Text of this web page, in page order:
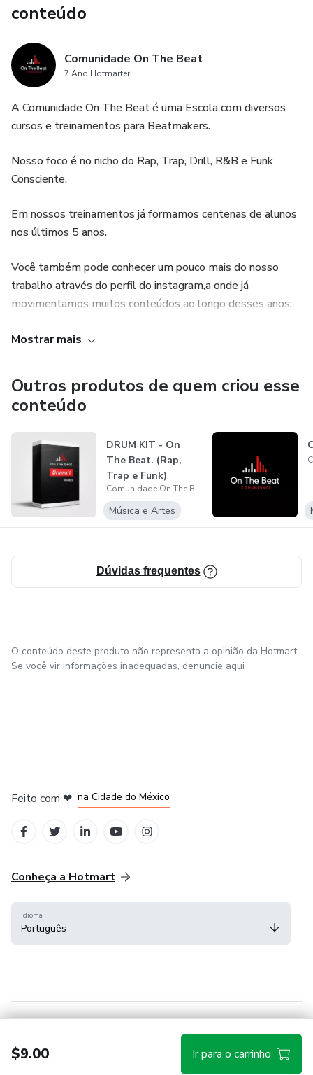
conteúdo
Comunidade On The Beat
7 Ano Hotmarter
A Comunidade On The Beat é uma Escola com diversos
cursos e treinamentos para Beatmakers.
Nosso foco é no nicho do Rap, Trap, Drill, R&B e Funk
Consciente.
Em nossos treinamentos já formamos centenas de alunos
nos últimos 5 anos.
Você também pode conhecer um pouco mais do nosso
trabalho através do perfil do instagram,a onde já
movimentamos muitos conteúdos ao longo desses anos:
deve entrar para nossa Comunidade.
Mostrar mais
Outros produtos de quem criou esse
conteúdo
DRUM KIT - On
The Beat. (Rap,
Trap e Funk)
Comunidade On The Beat
Música e Artes
Dúvidas frequentes
$9.00 Ir para o carrinho
O conteúdo deste produto não representa a opinião da Hotmart.
Se você vir informações inadequadas, denuncie aqui
Feito com ❤ na Cidade do México
Conheça a Hotmart
Idioma
Português
Hotmart — 2011-2026 © Todos os direitos reservados.